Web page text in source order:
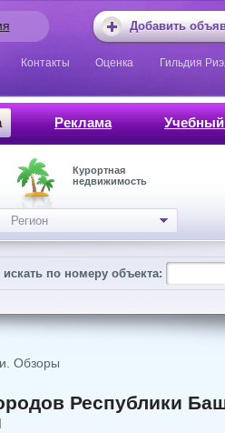
Добавить
Контакты Оценка Гильдия
Реклама Учебный
Курортная
недвижимость
Регион
искать по номеру объекта:
Обзоры
Республики